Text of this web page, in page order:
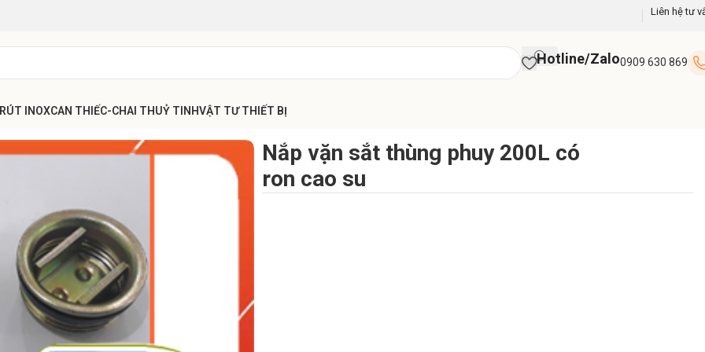
Liên hệ tư
Hotline/Zalo0909 630 869
INOXCAN THIẾC-CHAI THUỶ TINHVẬT TƯ THIẾT BỊ
Nắp vặn sắt thùng phuy 200L có
ron cao su